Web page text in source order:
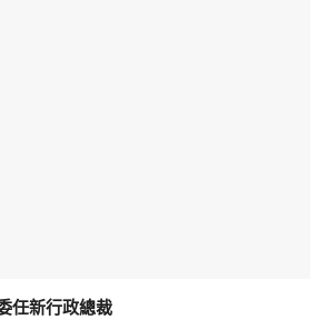
任新行政總裁